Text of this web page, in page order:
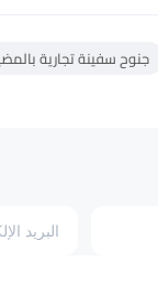
جنوح سفينة تجارية